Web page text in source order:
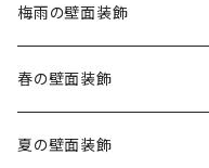
梅雨の壁面装飾
春の壁面装飾
夏の壁面装飾